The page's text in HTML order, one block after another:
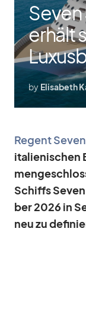
Seven
erhält
by Elisabeth
Re­gent
ita­lie­ni­schen
Schiffs
ber 2026 in
neu zu